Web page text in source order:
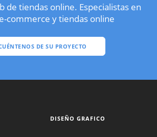
de tiendas online. Especialistas en
commerce y tiendas online
DE SU PROYECTO
DISEÑO GRAFICO